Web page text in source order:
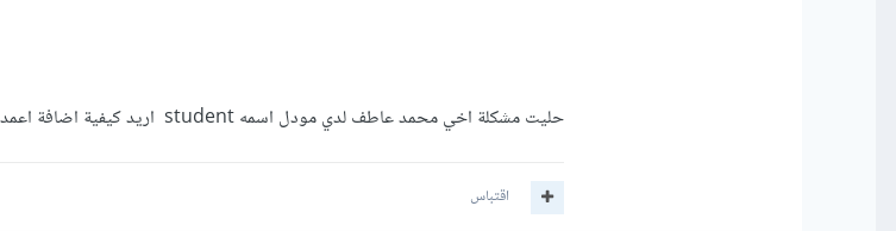
حليت مشكلة اخي محمد عاطف لدي مودل اسمه student اريد كيفية اضافة اعمدة الي جدول student
اقتباس